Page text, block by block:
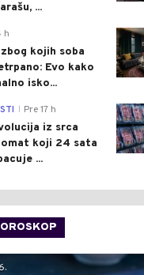
...
h
kojih soba
Evo kako
isko...
Pre 17 h
iz srca
koji 24 sata
...